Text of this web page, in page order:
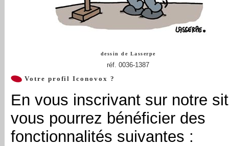
dessin de Lasserpe
réf. 0036-1387
Votre profil Iconovox ?
En vous inscrivant sur notre
vous pourrez bénéficier des
fonctionnalités suivantes :